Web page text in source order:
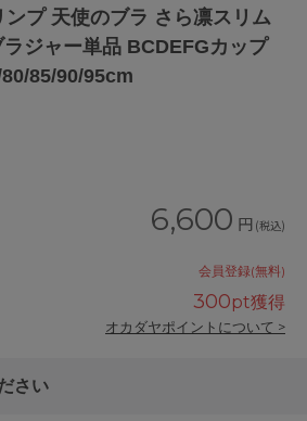
プ 天使のブラ さら凛スリム
ジャー単品 BCDEFGカップ
85/90/95cm
6,600 円 (税込)
会員登録(無料)
300pt獲得
オカダヤポイントについて >
さい